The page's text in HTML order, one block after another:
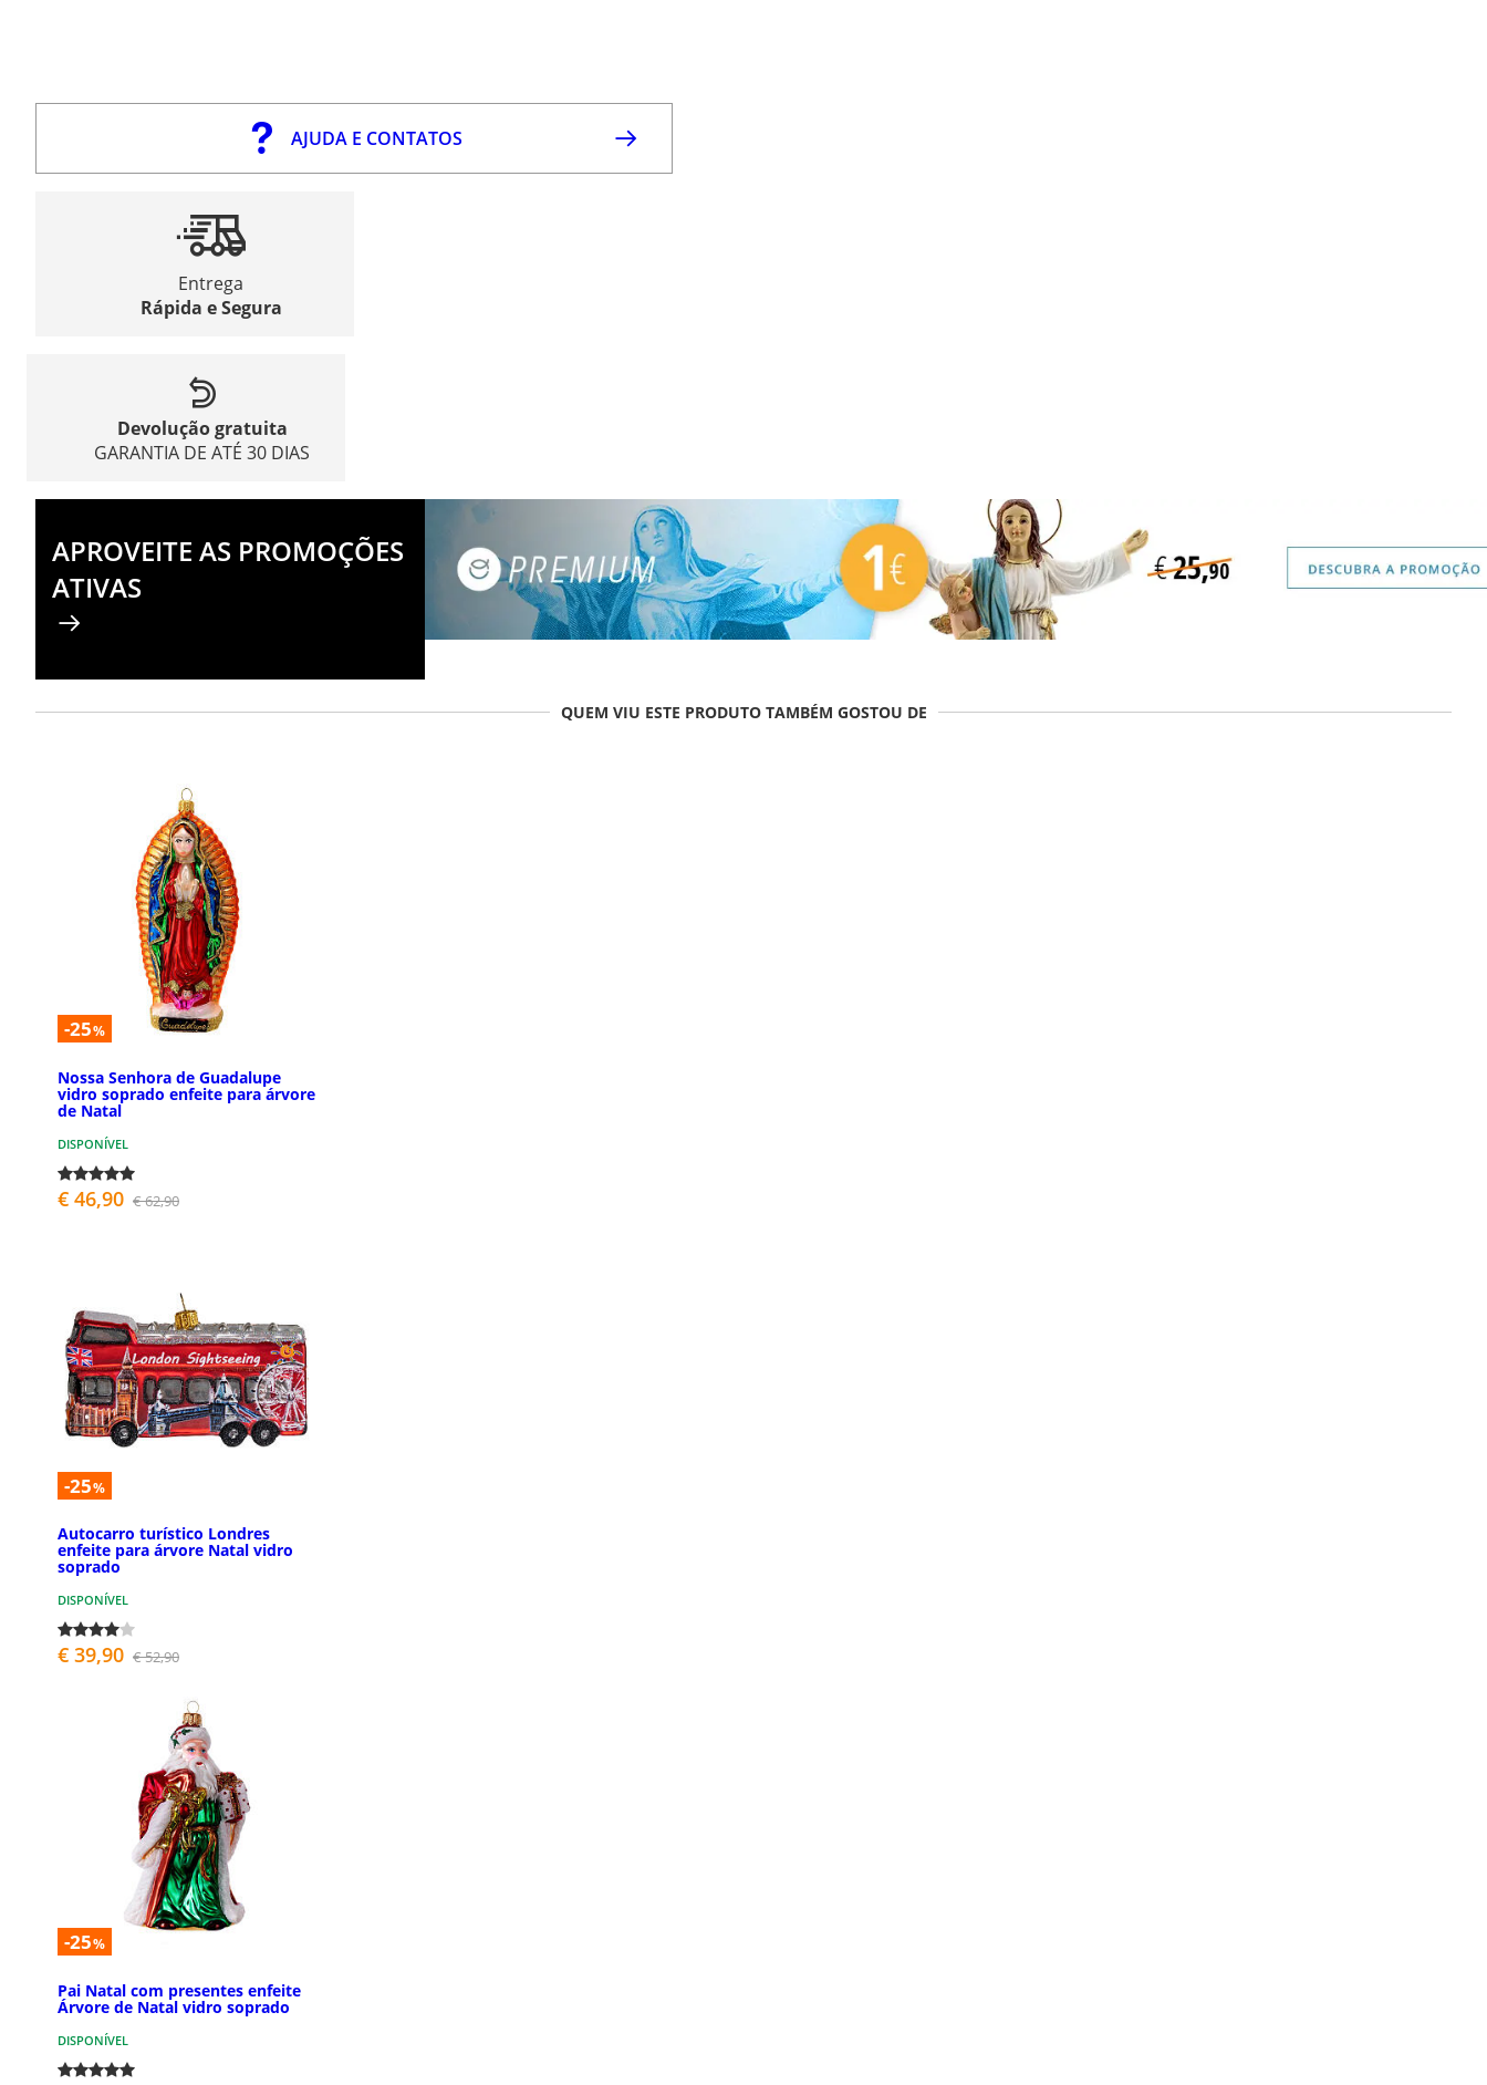
AJUDA E CONTATOS
Entrega
Rápida e Segura
Devolução gratuita
GARANTIA DE ATÉ 30 DIAS
APROVEITE AS PROMOÇÕES
ATIVAS
QUEM VIU ESTE PRODUTO TAMBÉM GOSTOU DE
-25%
Nossa Senhora de Guadalupe
vidro soprado enfeite para árvore
de Natal
DISPONÍVEL
€ 46,90 € 62,90
-25%
Autocarro turístico Londres
enfeite para árvore Natal vidro
soprado
DISPONÍVEL
€ 39,90 € 52,90
-25%
Pai Natal com presentes enfeite
Árvore de Natal vidro soprado
DISPONÍVEL